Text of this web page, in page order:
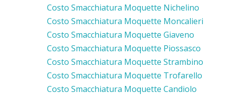
Costo Smacchiatura Moquette Nichelino
Costo Smacchiatura Moquette Moncalieri
Costo Smacchiatura Moquette Giaveno
Costo Smacchiatura Moquette Piossasco
Costo Smacchiatura Moquette Strambino
Costo Smacchiatura Moquette Trofarello
Costo Smacchiatura Moquette Candiolo